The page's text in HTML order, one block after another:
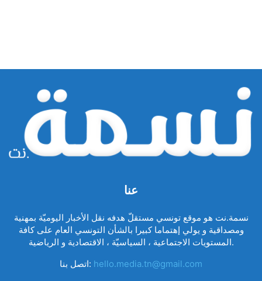
عنا
نسمة.نت هو موقع تونسي مستقلّ هدفه نقل الأخبار اليوميّة بمهنية
ومصداقية و يولي إهتماما كبيرا بالشأن التونسي العام على كافة
المستويات الاجتماعية ، السياسيّة ، الاقتصادية و الرياضية.
اتصل بنا: hello.media.tn@gmail.com